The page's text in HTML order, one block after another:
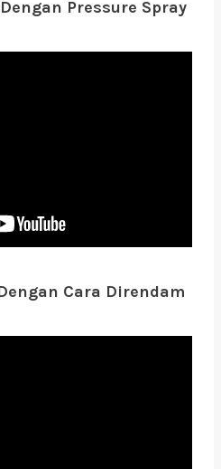
Pressure Spray
Cara Direndam